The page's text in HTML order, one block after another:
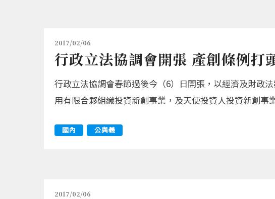
2017/02/06
行政立法協調會開張 產創條例打
行政立法協調會春節過後今（6）日開張，以經濟及財政
用有限合夥組織投資新創事業，及天使投資人投資新創事
國內 公與義
2017/02/06